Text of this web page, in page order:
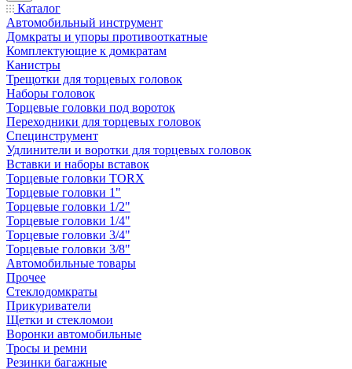
Каталог
Автомобильный инструмент
Домкраты и упоры противооткатные
Комплектующие к домкратам
Канистры
Трещотки для торцевых головок
Наборы головок
Торцевые головки под вороток
Переходники для торцевых головок
Специнструмент
Удлинители и воротки для торцевых головок
Вставки и наборы вставок
Торцевые головки TORX
Торцевые головки 1"
Торцевые головки 1/2"
Торцевые головки 1/4"
Торцевые головки 3/4"
Торцевые головки 3/8"
Автомобильные товары
Прочее
Стеклодомкраты
Прикуриватели
Щетки и стекломои
Воронки автомобильные
Тросы и ремни
Резинки багажные